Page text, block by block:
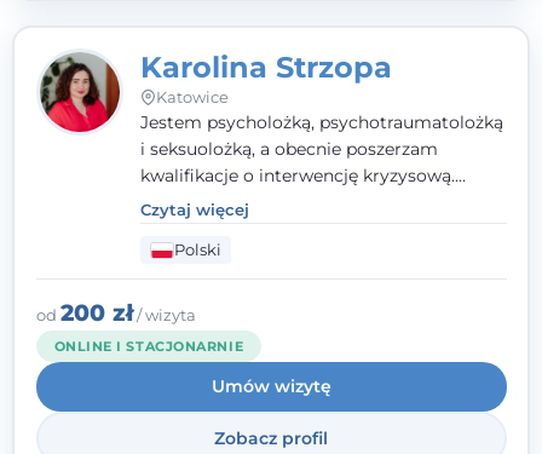
Karolina Strzopa
Katowice
Jestem psycholożką, psychotraumatolożką
i seksuolożką, a obecnie poszerzam
kwalifikacje o interwencję kryzysową.
Pracuję w nurcie terapii trzeciej fali, łącząc
metody o potwierdzonej skuteczności.
Towarzyszę młodzieży, dorosłym i parom w
radzeniu sobie z bolesnymi
doświadczeniami tak, by mogli żyć pełniej.
Czytaj więcej
Polski
od 200 zł/ wizyta
ONLINE I STACJONARNIE
Umów wizytę
Zobacz profil